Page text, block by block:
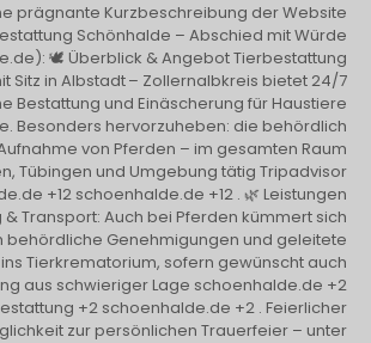
prägnante Kurzbeschreibung der Website
Schönhalde – Abschied mit Würde
🕊️ Überblick & Angebot Tierbestattung
Sitz in Albstadt – Zollernalbkreis bietet 24/7
Bestattung und Einäscherung für Haustiere
Besonders hervorzuheben: die behördlich
von Pferden – im gesamten Raum
Tübingen und Umgebung tätig Tripadvisor
+12 schoenhalde.de +12 . 🌿 Leistungen
Transport: Auch bei Pferden kümmert sich
behördliche Genehmigungen und geleitete
Tierkrematorium, sofern gewünscht auch
aus schwieriger Lage schoenhalde.de +2
+2 schoenhalde.de +2 . Feierlicher
zur persönlichen Trauerfeier – unter